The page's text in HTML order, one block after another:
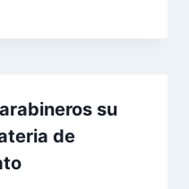
su
de